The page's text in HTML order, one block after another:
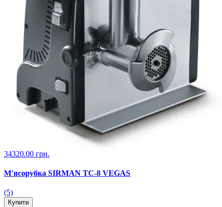
34320.00 грн.
М'ясорубка SIRMAN TC-8 VEGAS
(5)
Купити